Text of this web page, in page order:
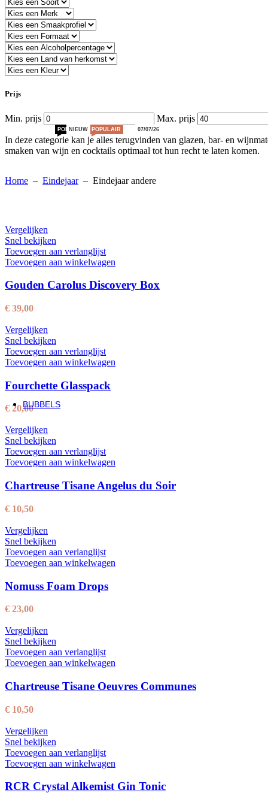
Snel bekijken
Toevoegen aan verlanglijst
Opties selecteren Dit product heeft meerdere variaties. Deze optie
Ott Château de Selle
€35,50
Populair
Snel bekijken
Toevoegen aan verlanglijst
Toevoegen aan winkelwagen
€46,00
Snel bekijken
Toevoegen aan verlanglijst
Toevoegen aan winkelwagen
Gérard Bertrand Gris Blanc BIO
5 + 1 GRATIS
Domaine Chasson Viognier Vieilles Vignes
BUBBELS
Rosé
Kleine en grote formaten
Andere bubbels
Laatste bubbel nieuws
Op reis in je glas: Provence, Toscane & Spaanse bubbels
Nieuw: Personaliseer jouw Veuve Clicquot Arrow
Vergelijken
Toevoegen aan verlanglijst
Solo Vida Brut by Tomorrowland
€37,00
Populair
Prijs
Min. prijs Max. prijs
In deze categorie kan je alles terugvinden van glazen, bar- en
smaken van wijn en cocktails optimaal tot hun recht te laten komen.
Home – Eindejaar– Eindejaar andere
Vergelijken
Snel bekijken
Toevoegen aan verlanglijst
Toevoegen aan winkelwagen
Gouden Carolus Discovery Box
€ 39,00
Vergelijken
Snel bekijken
Toevoegen aan verlanglijst
Toevoegen aan winkelwagen
Fourchette Glasspack
€ 20,00
Vergelijken
Snel bekijken
Toevoegen aan verlanglijst
Toevoegen aan winkelwagen
Chartreuse Tisane Angelus du Soir
€ 10,50
Vergelijken
Snel bekijken
Toevoegen aan verlanglijst
Toevoegen aan winkelwagen
Nomuss Foam Drops
€ 23,00
Vergelijken
Snel bekijken
Toevoegen aan verlanglijst
Toevoegen aan winkelwagen
Chartreuse Tisane Oeuvres Communes
€ 10,50
Vergelijken
Snel bekijken
Toevoegen aan verlanglijst
Toevoegen aan winkelwagen
RCR Crystal Alkemist Gin Tonic
KOOP LOKAAL
POPULAIR 07/07/26
UNIEK
UNIEK
POPULAIR
NIEUW